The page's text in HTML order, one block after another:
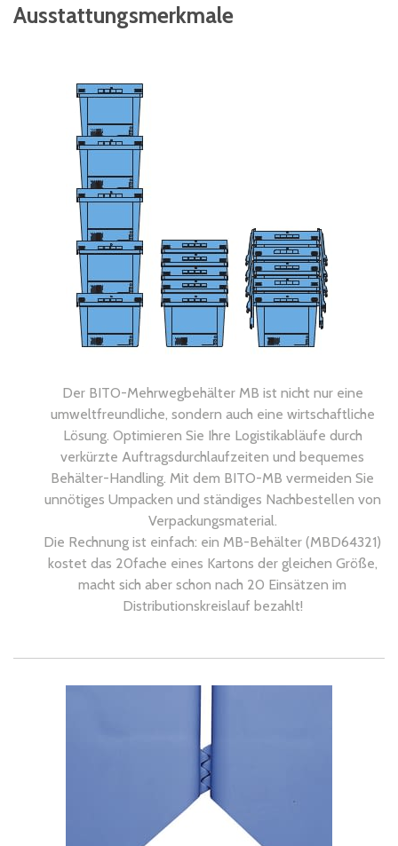
Ausstattungsmerkmale
Der BITO-Mehrwegbehälter MB ist nicht nur eine
umweltfreundliche, sondern auch eine wirtschaftliche
Lösung. Optimieren Sie Ihre Logistikabläufe durch
verkürzte Auftragsdurchlaufzeiten und bequemes
Behälter-Handling. Mit dem BITO-MB vermeiden Sie
unnötiges Umpacken und ständiges Nachbestellen von
Verpackungsmaterial.
Die Rechnung ist einfach: ein MB-Behälter (MBD64321)
kostet das 20fache eines Kartons der gleichen Größe,
macht sich aber schon nach 20 Einsätzen im
Distributionskreislauf bezahlt!